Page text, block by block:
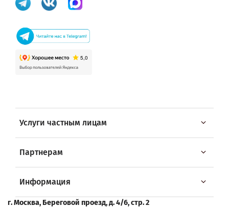
Услуги частным лицам
Партнерам
Информация
г. Москва, Береговой проезд, д. 4/6, стр. 2